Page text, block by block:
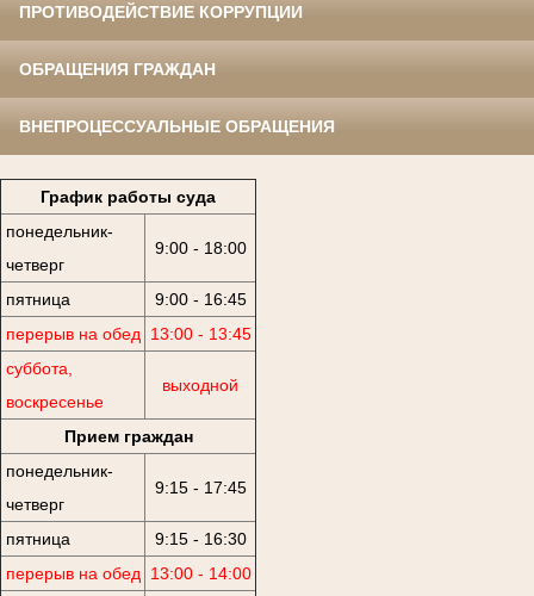
ПРОТИВОДЕЙСТВИЕ КОРРУПЦИИ
ОБРАЩЕНИЯ ГРАЖДАН
ВНЕПРОЦЕССУАЛЬНЫЕ ОБРАЩЕНИЯ
График работы суда
понедельник-
четверг
9:00 - 18:00
пятница
9:00 - 16:45
перерыв на обед
13:00 - 13:45
суббота,
воскресенье
выходной
Прием граждан
понедельник-
четверг
9:15 - 17:45
пятница
9:15 - 16:30
перерыв на обед
13:00 - 14:00